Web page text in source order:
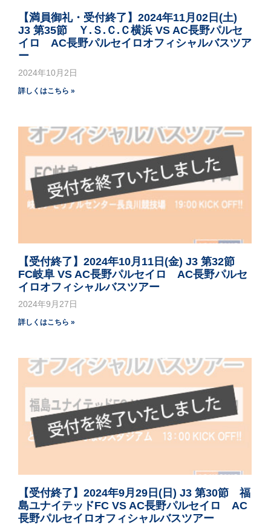
【満員御礼・受付終了】2024年11月02日(土)
J3 第35節 Ｙ.Ｓ.Ｃ.Ｃ横浜 VS AC長野パルセ
イロ AC長野パルセイロオフィシャルバスツア
ー
2024年10月2日
詳しくはこちら »
【受付終了】2024年10月11日(金) J3 第32節
FC岐阜 VS AC長野パルセイロ AC長野パルセ
イロオフィシャルバスツアー
2024年9月27日
詳しくはこちら »
【受付終了】2024年9月29日(日) J3 第30節 福
島ユナイテッドFC VS AC長野パルセイロ AC
長野パルセイロオフィシャルバスツアー